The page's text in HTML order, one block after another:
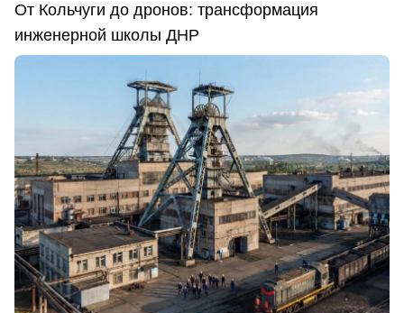
От Кольчуги до дронов: трансформация
инженерной школы ДНР